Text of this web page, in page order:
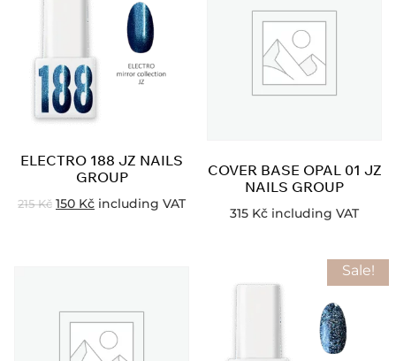
ELECTRO 188 JZ NAILS
GROUP
215Kč 150 Kč including VAT
COVER BASE OPAL 01 JZ
NAILS GROUP
315 Kč including VAT
Sale!